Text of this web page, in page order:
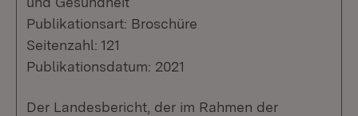
Publikationsart: Broschüre
Seitenzahl: 121
Publikationsdatum: 2021
Der Landesbericht, der im Rahmen der